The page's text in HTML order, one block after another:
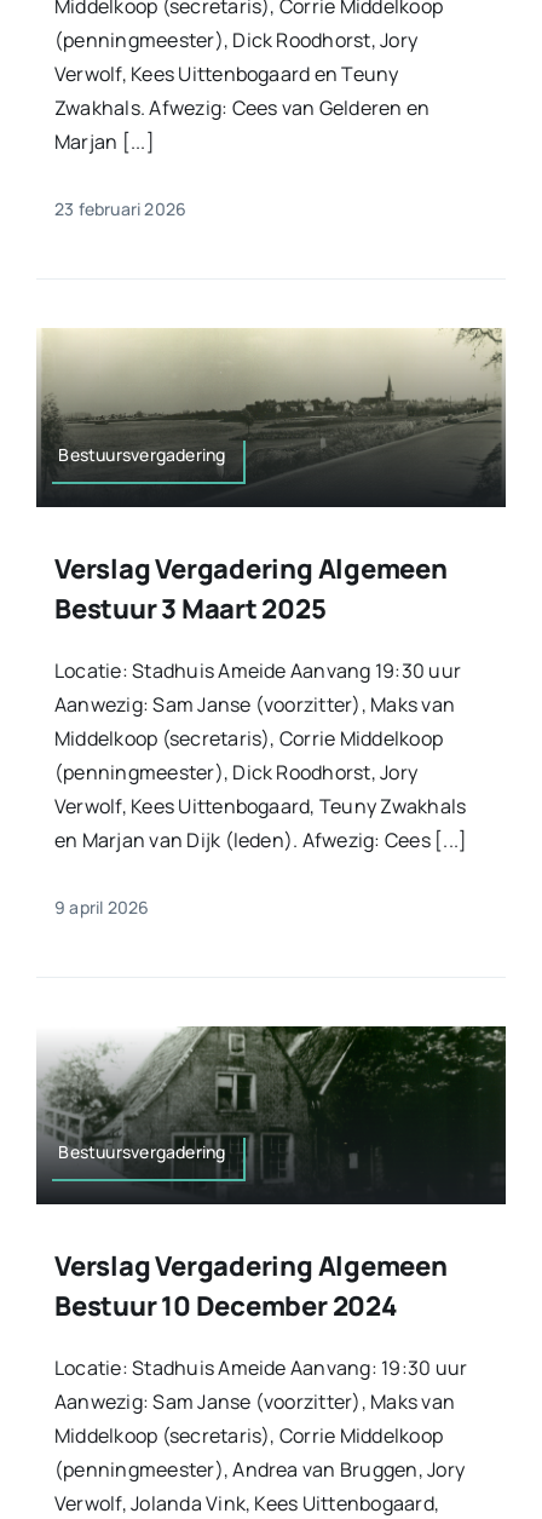
Middelkoop (secretaris), Corrie Middelkoop
(penningmeester), Dick Roodhorst, Jory
Verwolf, Kees Uittenbogaard en Teuny
Zwakhals. Afwezig: Cees van Gelderen en
Marjan [...]
23 februari 2026
Bestuursvergadering
Verslag Vergadering Algemeen
Bestuur 3 Maart 2025
Locatie: Stadhuis Ameide Aanvang 19:30 uur
Aanwezig: Sam Janse (voorzitter), Maks van
Middelkoop (secretaris), Corrie Middelkoop
(penningmeester), Dick Roodhorst, Jory
Verwolf, Kees Uittenbogaard, Teuny Zwakhals
en Marjan van Dijk (leden). Afwezig: Cees [...]
9 april 2026
Bestuursvergadering
Verslag Vergadering Algemeen
Bestuur 10 December 2024
Locatie: Stadhuis Ameide Aanvang: 19:30 uur
Aanwezig: Sam Janse (voorzitter), Maks van
Middelkoop (secretaris), Corrie Middelkoop
(penningmeester), Andrea van Bruggen, Jory
Verwolf, Jolanda Vink, Kees Uittenbogaard,